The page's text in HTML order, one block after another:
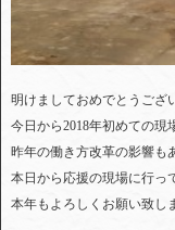
明けましておめでとうござ
今日から2018年初めての現
昨年の働き方改革の影響も
本日から応援の現場に行っ
本年もよろしくお願い致し